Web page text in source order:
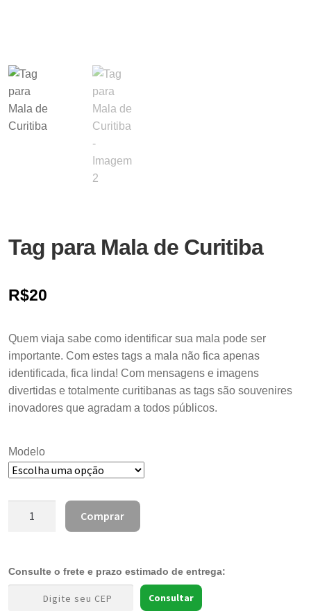
Tag para Mala de Curitiba
R$20
Quem viaja sabe como identificar sua mala pode ser
importante. Com estes tags a mala não fica apenas
identificada, fica linda! Com mensagens e imagens
divertidas e totalmente curitibanas as tags são souvenires
inovadores que agradam a todos públicos.
Modelo
Curitiba
quantidade
Comprar
Consulte o frete e prazo estimado de entrega:
Consultar